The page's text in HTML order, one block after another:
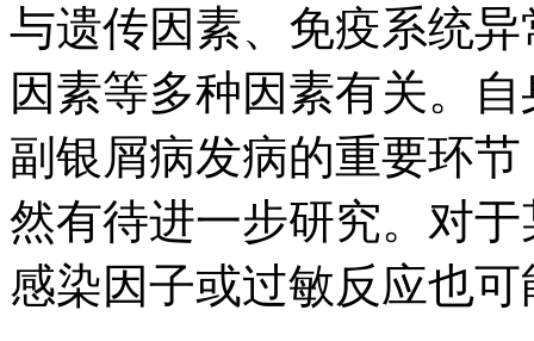
与遗传因素、免疫系统
因素等多种因素有关。
副银屑病发病的重要环
然有待进一步研究。对
感染因子或过敏反应也